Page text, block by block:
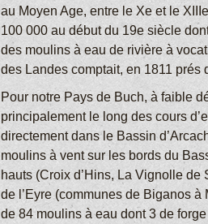
au Moyen Age, entre le Xe et le
100 000 au début du 19e siècle
des moulins à eau de rivière à
des Landes comptait, en 1811 prés
Pour notre Pays de Buch, à faible
principalement le long des cours
directement dans le Bassin
moulins à vent sur les bords du
hauts (Croix d’Hins, La Vignolle
de l’Eyre (communes de Biganos
de 84 moulins à eau dont 3 de